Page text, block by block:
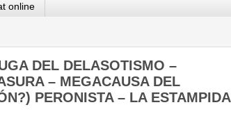
online
DEL DELASOTISMO –
– MEGACAUSA DEL
PERONISTA – LA ESTAMPIDA